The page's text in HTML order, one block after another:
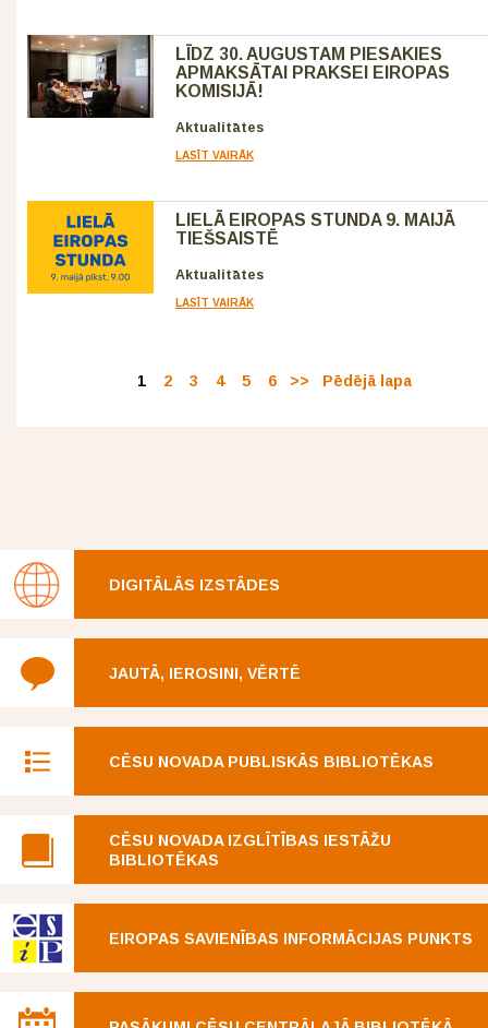
LĪDZ 30. AUGUSTAM PIESAKIES
APMAKSĀTAI PRAKSEI EIROPAS
KOMISIJĀ!
Aktualitātes
LASĪT VAIRĀK
LIELĀ EIROPAS STUNDA 9. MAIJĀ
TIEŠSAISTĒ
Aktualitātes
LASĪT VAIRĀK
1 2 3 4 5 6 >> Pēdējā lapa
DIGITĀLĀS IZSTĀDES
JAUTĀ, IEROSINI, VĒRTĒ
CĒSU NOVADA PUBLISKĀS BIBLIOTĒKAS
CĒSU NOVADA IZGLĪTĪBAS IESTĀŽU
BIBLIOTĒKAS
EIROPAS SAVIENĪBAS INFORMĀCIJAS PUNKTS